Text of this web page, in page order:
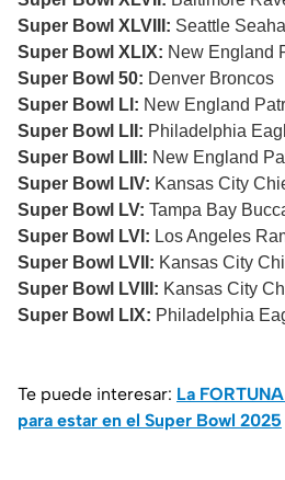
Super Bowl XLVIII: Seattle
Super Bowl XLIX: New England
Super Bowl 50: Denver Broncos
Super Bowl LI: New England
Super Bowl LII: Philadelphia
Super Bowl LIII: New England
Super Bowl LIV: Kansas City
Super Bowl LV: Tampa Bay
Super Bowl LVI: Los Angeles
Super Bowl LVII: Kansas City
Super Bowl LVIII: Kansas City
Super Bowl LIX: Philadelphia
Te puede interesar: La
para estar en el Super Bowl 2025